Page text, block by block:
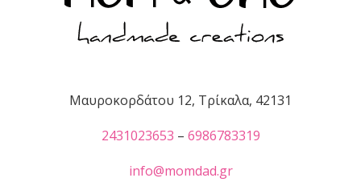
Μαυροκορδάτου 12, Τρίκαλα, 42131
2431023653 – 6986783319
info@momdad.gr